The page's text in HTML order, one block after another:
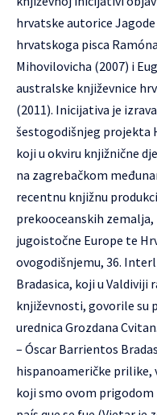
hrvatske autorice
hrvatskoga pisca
Mihovilovicha (2007) i
australske književnice
(2011). Inicijativa je
šestogodišnjeg projekta
koji u okviru knjižnične
na zagrebačkom
recentnu knjižnu
prekooceanskih
jugoistočne Europe te
ovogodišnjemu, 36.
Bradasica, koji u Valdiviji
književnosti, govorile su
urednica Grozdana Cvitan.
– Óscar Barrientos
hispanoameričke prilike,
koji smo ovom